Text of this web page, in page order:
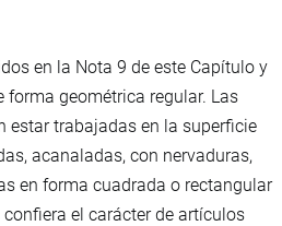
en la Nota 9 de este Capítulo y
forma geométrica regular. Las
estar trabajadas en la superficie
acanaladas, con nervaduras,
en forma cuadrada o rectangular
el carácter de artículos